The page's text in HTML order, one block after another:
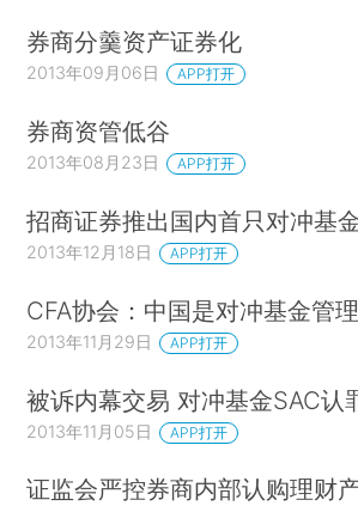
券商分羹资产证券化
2013年09月06日 APP打开
券商资管低谷
2013年08月23日 APP打开
招商证券推出国内首只对冲基
2013年12月18日 APP打开
CFA协会：中国是对冲基金管
2013年11月29日 APP打开
被诉内幕交易 对冲基金SAC认
2013年11月05日 APP打开
证监会严控券商内部认购理财